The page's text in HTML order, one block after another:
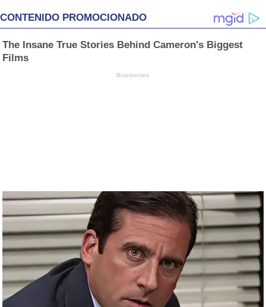
CONTENIDO PROMOCIONADO
The Insane True Stories Behind Cameron's Biggest
Films
Brainberries